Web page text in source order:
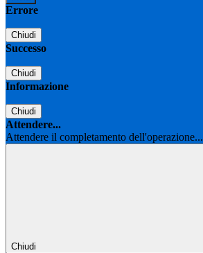
Errore
Chiudi
Successo
Chiudi
Informazione
Chiudi
Attendere...
Attendere il completamento dell'operazione...
Chiudi